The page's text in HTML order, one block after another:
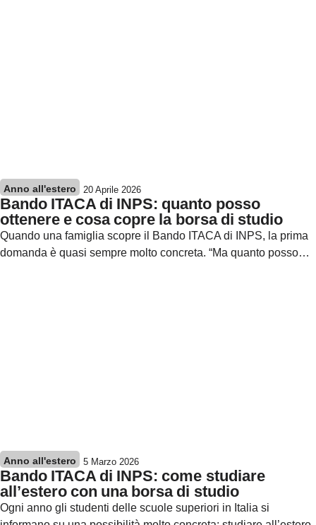
Anno all'estero 20 Aprile 2026
Bando ITACA di INPS: quanto posso
ottenere e cosa copre la borsa di studio
Quando una famiglia scopre il Bando ITACA di INPS, la prima
domanda è quasi sempre molto concreta. “Ma quanto posso…
Anno all'estero 5 Marzo 2026
Bando ITACA di INPS: come studiare
all’estero con una borsa di studio
Ogni anno gli studenti delle scuole superiori in Italia si